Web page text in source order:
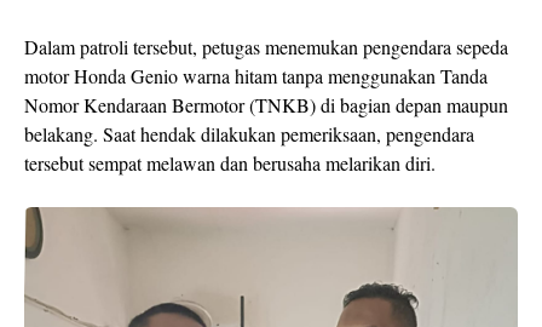
Dalam patroli tersebut, petugas menemukan pengendara sepeda
motor Honda Genio warna hitam tanpa menggunakan Tanda
Nomor Kendaraan Bermotor (TNKB) di bagian depan maupun
belakang. Saat hendak dilakukan pemeriksaan, pengendara
tersebut sempat melawan dan berusaha melarikan diri.